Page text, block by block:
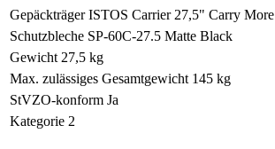
Gepäckträger ISTOS Carrier 27,5" Carry More
Schutzbleche SP-60C-27.5 Matte Black
Gewicht 27,5 kg
Max. zulässiges Gesamtgewicht 145 kg
StVZO-konform Ja
Kategorie 2